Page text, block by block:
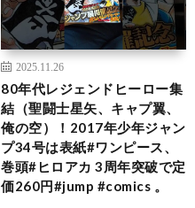
2025.11.26
80年代レジェンドヒーロー集
結（聖闘士星矢、キャプ翼、
俺の空）！2017年少年ジャン
プ34号は表紙#ワンピース、
巻頭#ヒロアカ 3周年突破で定
価260円#jump #comics 。